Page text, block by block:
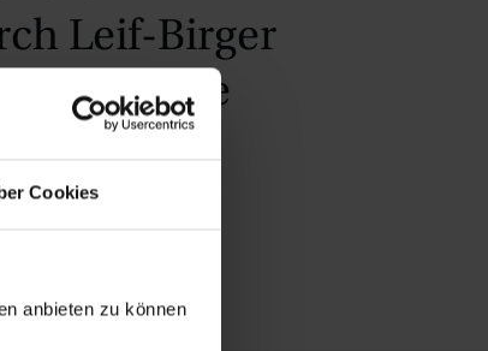
Cookies
anbieten zu können
Leif-Birger
uns neue